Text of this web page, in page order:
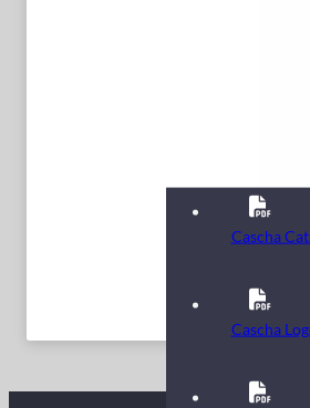
Cascha
Cascha